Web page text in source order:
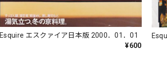
Esquire エスクァイア日本版 2000．01．01
¥600